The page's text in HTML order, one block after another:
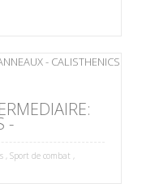
-
Sport de combat